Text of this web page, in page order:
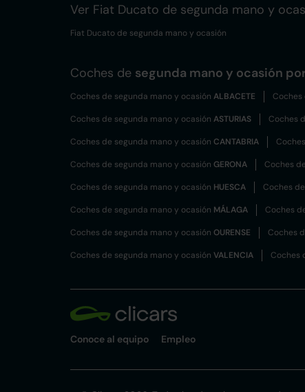
Ver Fiat Ducato de segunda mano y
Fiat Ducato de segunda mano y ocasión
Coches de segunda mano y ocasión
Coches de segunda mano y ocasión ALBACETE Coches
Coches de segunda mano y ocasión ASTURIAS Coches
Coches de segunda mano y ocasión CANTABRIA
Coches de segunda mano y ocasión GERONA Coches
Coches de segunda mano y ocasión HUESCA Coches
Coches de segunda mano y ocasión MÁLAGA Coches
Coches de segunda mano y ocasión OURENSE Coches
Coches de segunda mano y ocasión VALENCIA Coches
Conoce al equipo Empleo